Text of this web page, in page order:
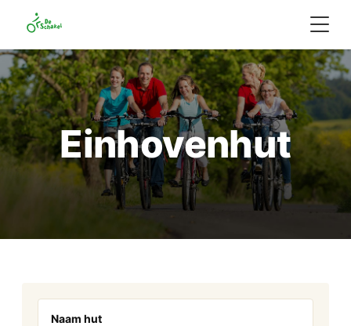
Einhovenhut
Naam hut